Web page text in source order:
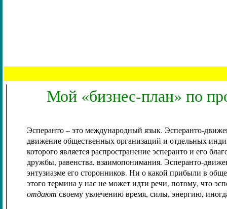
Мой «бизнес-план» по
Эсперанто – это международный язык. Эсперанто-
движение общественных организаций и отдельных
которого является распространение эсперанто и его
дружбы, равенства, взаимопонимания. Эсперанто-
энтузиазме его сторонников. Ни о какой прибыли в
этого термина у нас не может идти речи, потому, что
отдают своему увлечению время, силы, энергию,